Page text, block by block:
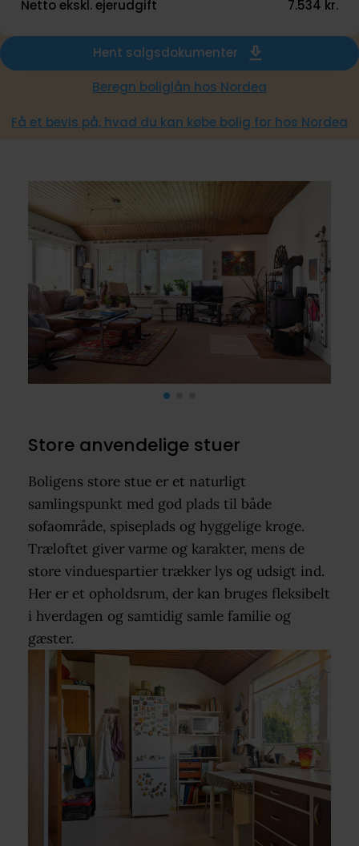
Netto ekskl. ejerudgift 7.534 kr.
Hent salgsdokumenter
Beregn boliglån hos Nordea
Få et bevis på, hvad du kan købe bolig for hos Nordea
Store anvendelige stuer
Boligens store stue er et naturligt
samlingspunkt med god plads til både
sofaområde, spiseplads og hyggelige kroge.
Træloftet giver varme og karakter, mens de
store vinduespartier trækker lys og udsigt ind.
Her er et opholdsrum, der kan bruges fleksibelt
i hverdagen og samtidig samle familie og
gæster.